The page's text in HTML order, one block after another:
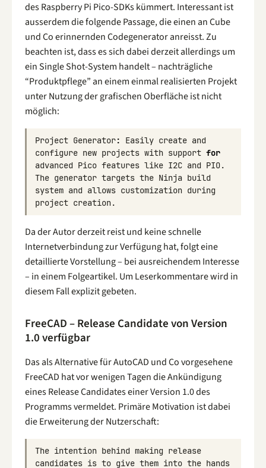
des Raspberry Pi Pico-SDKs kümmert. Interessant ist
ausserdem die folgende Passage, die einen an Cube
und Co erinnernden Codegenerator anreisst. Zu
beachten ist, dass es sich dabei derzeit allerdings um
ein Single Shot-System handelt – nachträgliche
“Produktpflege” an einem einmal realisierten Projekt
unter Nutzung der grafischen Oberfläche ist nicht
möglich:
Project Generator: Easily create and
configure new projects with support for
advanced Pico features like I2C and PIO.
The generator targets the Ninja build
system and allows customization during
project creation.
Da der Autor derzeit reist und keine schnelle
Internetverbindung zur Verfügung hat, folgt eine
detaillierte Vorstellung – bei ausreichendem Interesse
– in einem Folgeartikel. Um Leserkommentare wird in
diesem Fall explizit gebeten.
FreeCAD – Release Candidate von Version
1.0 verfügbar
Das als Alternative für AutoCAD und Co vorgesehene
FreeCAD hat vor wenigen Tagen die Ankündigung
eines Release Candidates einer Version 1.0 des
Programms vermeldet. Primäre Motivation ist dabei
die Erweiterung der Nutzerschaft:
The intention behind making release
candidates is to give them into the hands